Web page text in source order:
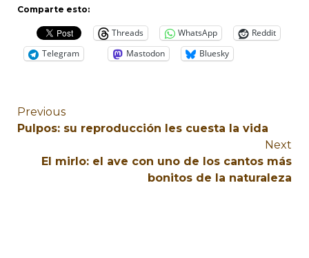
Comparte esto:
Threads WhatsApp
Reddit
Telegram
Mastodon Bluesky
Previous
Pulpos: su reproducción les cuesta la vida
Next
El mirlo: el ave con uno de los cantos más
bonitos de la naturaleza